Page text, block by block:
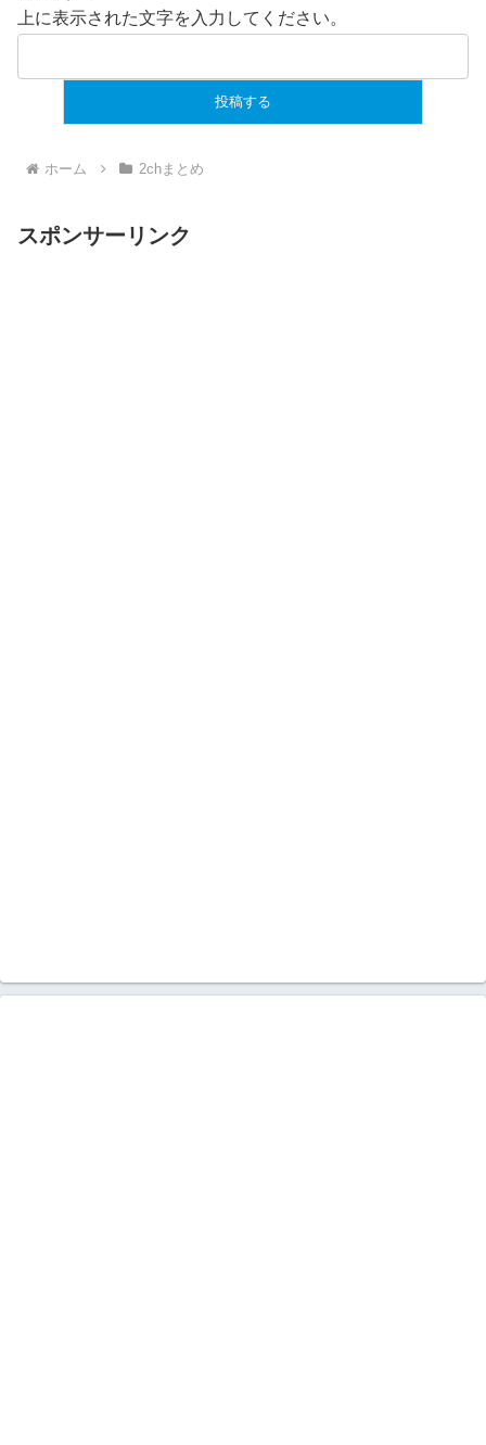
上に表示された文字を入力してください。
ホーム 2chまとめ
スポンサーリンク